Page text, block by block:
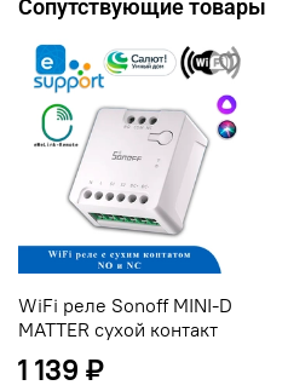
Сопутствующие товары
WiFi реле Sonoff MINI-D
MATTER сухой контакт
1 139 ₽